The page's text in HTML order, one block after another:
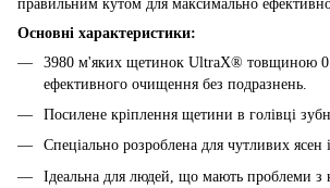
правильним кутом для максимально
Основні характеристики:
3980 м'яких щетинок UltraX® товщиною
ефективного очищення без подразнень.
Посилене кріплення щетини в голівці
Спеціально розроблена для чутливих ясен
Ідеальна для людей, що мають проблеми з